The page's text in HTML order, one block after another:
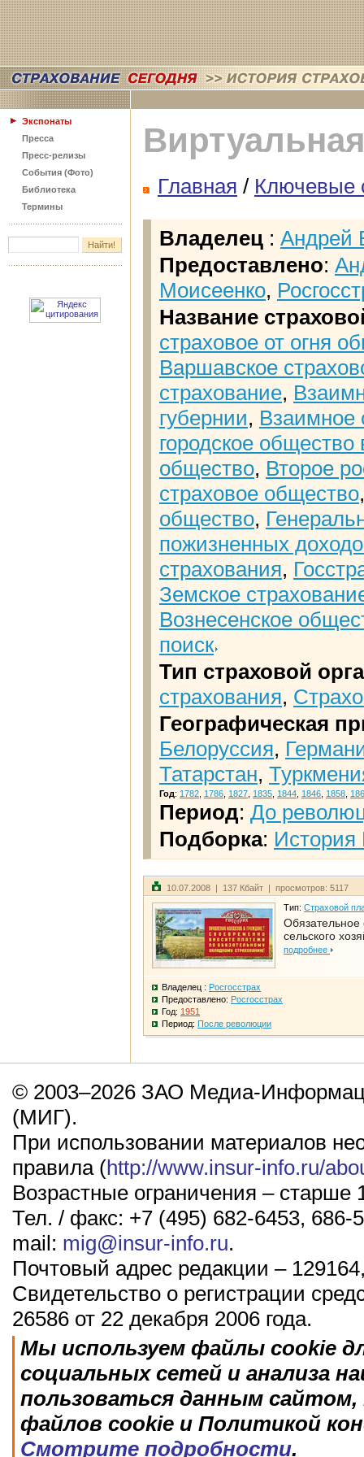
Экспонаты
Пресса
Пресс-релизы
События (Фото)
Библиотека
Термины
Главная / Ключевые
Владелец : Андрей
Предоставлено:
Моисеенко,
Название
страховое от огня
Варшавское
страхование,
губернии, Взаимное
городское общество
общество, Второе
страховое общество
общество,
пожизненных
страхования,
Земское
Вознесенское
поиск
Тип страховой
страхования,
Географическая
Белоруссия,
Татарстан,
Год: 1782 1786 1827 1835 1844 1846 1858
Период: До
Подборка: История
10.07.2008 | 137 Кбайт | просмотров: 5117
Тип: Страховой
Обязательное
сельского
подробнее
Владелец : Росгосстрах
Предоставлено: Росгосстрах
Год: 1951
Период: После революции
© 2003–2026 ЗАО Медиа-
(МИГ).
При использовании материалов
правила (http://www.insur-info.ru/
Возрастные ограничения – старше
Тел. / факс: +7 (495) 682-6453, 686-
mail: mig@insur-info.ru.
Почтовый адрес редакции –
Свидетельство о регистрации
26586 от 22 декабря 2006 года.
Мы используем файлы cookie
социальных сетей и анализа
пользоваться данным
файлов cookie и Политикой
Смотрите подробности.